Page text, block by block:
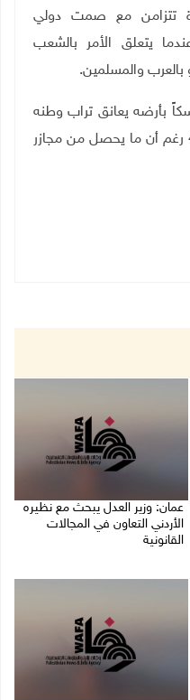
تتزامن مع صمت دولي
يتعلق الأمر بالشعب
والمسلمين.
بأرضه يعانق تراب وطنه
وحقوقه، ولن يعيد تكرار نكبة 48 رغم أن ما يحصل من مجازر
عمان: وزير العدل يبحث مع نظيره
الأردني التعاون في المجالات
القانونية